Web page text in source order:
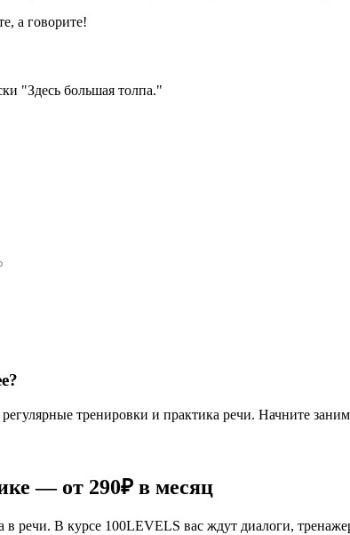
а говорите!
"Здесь большая толпа."
тренировки и практика речи. Начните
— от 290₽ в месяц
в речи. В курсе 100LEVELS вас ждут диалоги,